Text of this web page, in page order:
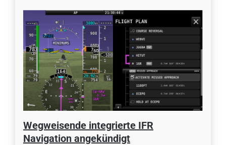
Wegweisende integrierte IFR
Navigation angekündigt